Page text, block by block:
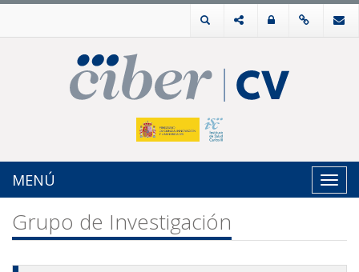
MENÚ
Grupo de Investigación